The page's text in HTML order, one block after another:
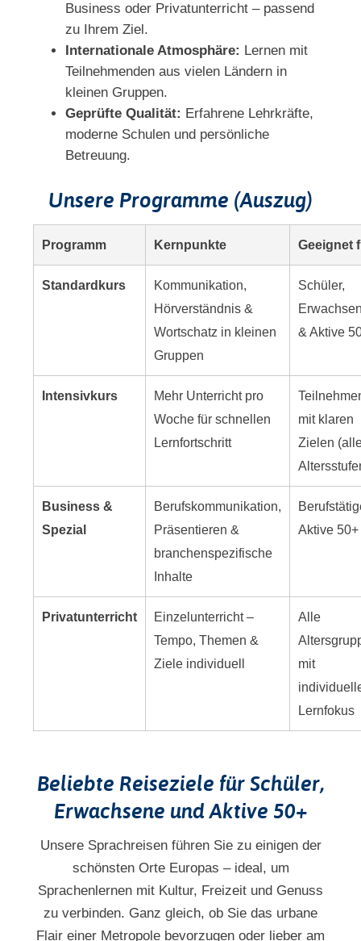
Business oder Privatunterricht – passend
zu Ihrem Ziel.
Internationale Atmosphäre: Lernen mit
Teilnehmenden aus vielen Ländern in
kleinen Gruppen.
Geprüfte Qualität: Erfahrene Lehrkräfte,
moderne Schulen und persönliche
Betreuung.
Unsere Programme (Auszug)
Programm Kernpunkte Geeignet
Standardkurs
Kommunikation,
Hörverständnis &
Wortschatz in kleinen
Gruppen
Schüler,
& Aktive
Intensivkurs
Mehr Unterricht pro
Woche für schnellen
Lernfortschritt
mit klaren
Zielen
Business &
Spezial
Berufskommunikation,
Präsentieren &
branchenspezifische
Inhalte
Aktive 50+
Privatunterricht
Einzelunterricht –
Tempo, Themen &
Ziele individuell
Alle
mit
Lernfokus
Beliebte Reiseziele für Schüler,
Erwachsene und Aktive 50+
Unsere Sprachreisen führen Sie zu einigen der
schönsten Orte Europas – ideal, um
Sprachenlernen mit Kultur, Freizeit und Genuss
zu verbinden. Ganz gleich, ob Sie das urbane
Flair einer Metropole bevorzugen oder lieber am